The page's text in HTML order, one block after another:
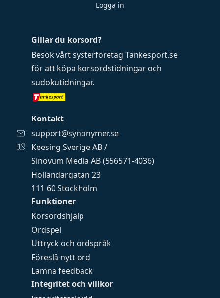
Funktioner
Korsordshjälp
Ordspel
Uttryck och ordspråk
Föreslå nytt ord
Lämna feedback
Integritet och villkor
Gillar du korsord?
Besök vårt systerföretag Tankesport.se
för att köpa korsordstidningar och
sudokutidningar.
Kontakt
support@synonymer.se
Keesing Sverige AB /
Sinovum Media AB (556571-4036)
Holländargatan 23
111 60 Stockholm
Logga in